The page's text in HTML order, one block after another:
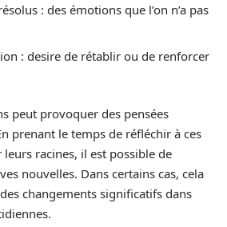
: des émotions que l’on n’a pas
: desire de rétablir ou de renforcer
peut provoquer des pensées
prenant le temps de réfléchir à ces
leurs racines, il est possible de
nouvelles. Dans certains cas, cela
changements significatifs dans